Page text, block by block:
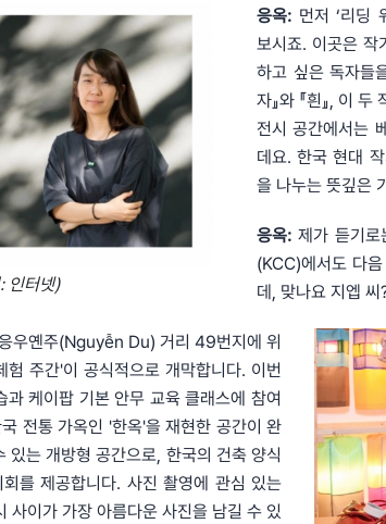
인터넷)
응옥: 먼저 ‘리딩
보시죠. 이곳은 작
하고 싶은 독자들
자』와 『흰』, 이
전시 공간에서는
데요. 한국 현대
을 나누는 뜻깊은
응옥: 제가 듣기
(KCC)에서도 다
데, 맞나요 지엡 씨
우옌주(Nguyễn Du) 거리 49번지에 위
주간'이 공식적으로 개막합니다. 이번
케이팝 기본 안무 교육 클래스에 참여
전통 가옥인 '한옥'을 재현한 공간이 완
있는 개방형 공간으로, 한국의 건축 양식
를 제공합니다. 사진 촬영에 관심 있는
이가 가장 아름다운 사진을 남길 수 있